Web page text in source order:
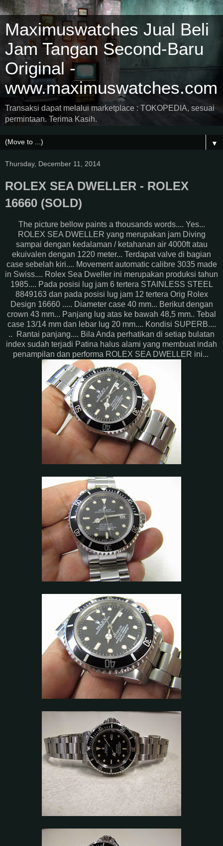
Maximuswatches Jual Beli
Jam Tangan Second-Baru
Original -
www.maximuswatches.com
Transaksi dapat melalui marketplace : TOKOPEDIA, sesuai
permintaan. Terima Kasih.
▼
Thursday, December 11, 2014
ROLEX SEA DWELLER - ROLEX
16660 (SOLD)
The picture bellow paints a thousands words.... Yes...
ROLEX SEA DWELLER yang merupakan jam Diving
sampai dengan kedalaman / ketahanan air 4000ft atau
ekuivalen dengan 1220 meter... Terdapat valve di bagian
case sebelah kiri.... Movement automatic calibre 3035 made
in Swiss.... Rolex Sea Dweller ini merupakan produksi tahun
1985.... Pada posisi lug jam 6 tertera STAINLESS STEEL
8849163 dan pada posisi lug jam 12 tertera Orig Rolex
Design 16660 ..... Diameter case 40 mm... Berikut dengan
crown 43 mm... Panjang lug atas ke bawah 48,5 mm.. Tebal
case 13/14 mm dan lebar lug 20 mm.... Kondisi SUPERB....
.. Rantai panjang.... Bila Anda perhatikan di setiap bulatan
index sudah terjadi Patina halus alami yang membuat indah
penampilan dan performa ROLEX SEA DWELLER ini...